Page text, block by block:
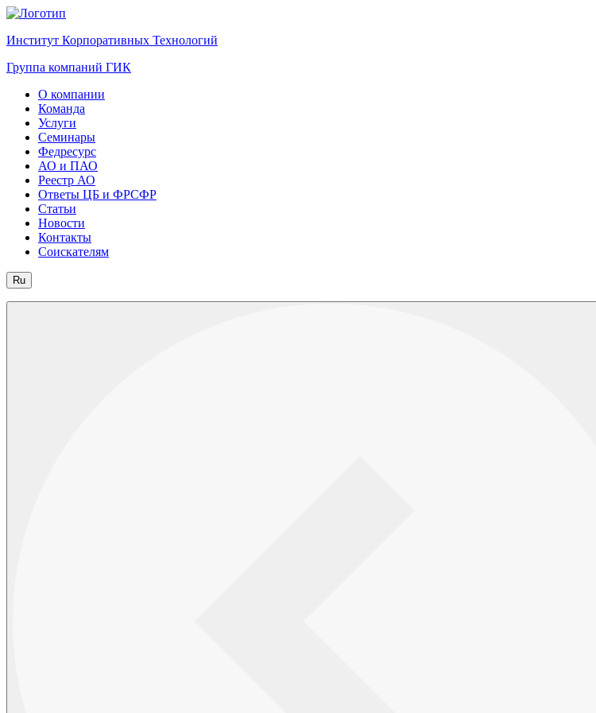
Институт Корпоративных Технологий
Группа компаний ГИК
О компании
Команда
Услуги
Семинары
Федресурс
АО и ПАО
Реестр АО
Ответы ЦБ и ФРСФР
Статьи
Новости
Контакты
Соискателям
Ru